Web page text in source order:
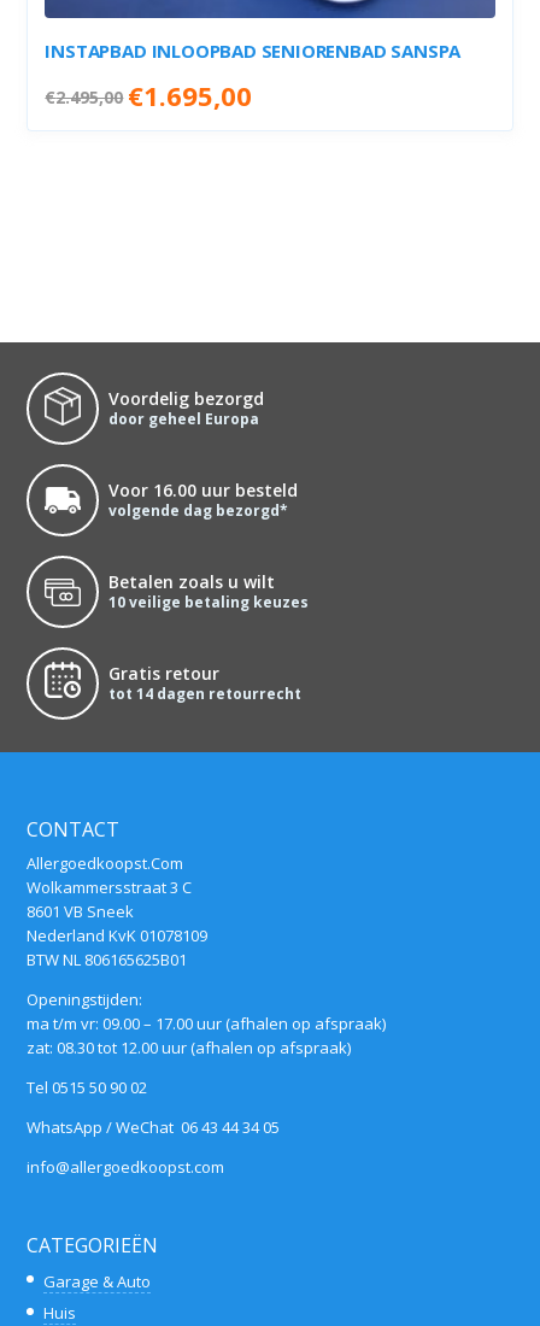
INSTAPBAD INLOOPBAD SENIORENBAD SANSPA
€2.495,00 Oorspronkelijke
prijs
€1.695,00
Voordelig bezorgd
door geheel Europa
Voor 16.00 uur besteld
volgende dag bezorgd*
Betalen zoals u wilt
10 veilige betaling keuzes
Gratis retour
tot 14 dagen retourrecht
CONTACT
Allergoedkoopst.Com
Wolkammersstraat 3 C
8601 VB Sneek
Nederland KvK 01078109
BTW NL 806165625B01
Openingstijden:
ma t/m vr: 09.00 – 17.00 uur (afhalen op afspraak)
zat: 08.30 tot 12.00 uur (afhalen op afspraak)
Tel 0515 50 90 02
WhatsApp / WeChat 06 43 44 34 05
info@allergoedkoopst.com
CATEGORIEËN
Garage & Auto
Huis